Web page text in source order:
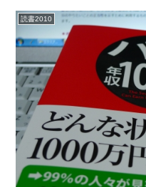
読書2010